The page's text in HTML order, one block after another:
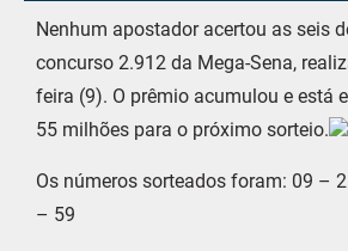
Nenhum apostador acertou as seis
concurso 2.912 da Mega-Sena,
feira (9). O prêmio acumulou e está
55 milhões para o próximo sorteio.
Os números sorteados foram: 09 –
– 59